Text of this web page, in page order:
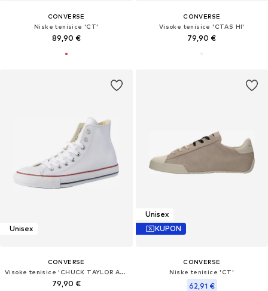
CONVERSE
Niske tenisice 'CT'
89,90 €
CONVERSE
Visoke tenisice 'CTAS HI'
79,90 €
Unisex
CONVERSE
Visoke tenisice 'CHUCK TAYLOR ALL STAR CLASSIC'
79,90 €
Unisex
KUPON
CONVERSE
Niske tenisice 'CT'
62,91 €